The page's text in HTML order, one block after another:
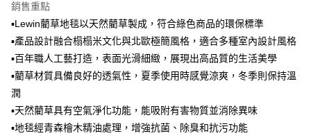
【大哥付你分期使用說明】
1.本服務由台灣大哥大提供，台灣大哥大用戶可立即使用無須另外申請。
流程，驗證手機門號後，選擇欲分期的期數、繳款截止日，確認付款後即完
成交易。
3.實際核准額度、可分期數及費用金額請依後續交易確認頁面所載為準。
4.訂單成立30分鐘內，如未前往確認交易或遇審核未通過，訂單將自動取
消。如遇「轉專審核」未通過狀況，表示未達大哥付你分期系統評分，恕無
法說明評估內容。
1.分期款項不併入電信帳單，「大哥付你分期」於每月結算日後寄送繳費提
ATM付款
運送方式
宅配【父親節大回饋】限時$299免運
每筆NT$150，滿NT$299(含以上)免運費
銷售重點
▪Lewin藺草地毯以天然藺草製成，符合綠色商品的環保標準
▪產品設計融合榻榻米文化與北歐極簡風格，適合多種室內設計風格
▪百年職人工藝打造，表面光滑細緻，展現出高品質的生活美學
▪藺草材質具備良好的透氣性，夏季使用時感覺涼爽，冬季則保持溫
潤
▪天然藺草具有空氣淨化功能，能吸附有害物質並消除異味
▪地毯經青森檜木精油處理，增強抗菌、除臭和抗污功能